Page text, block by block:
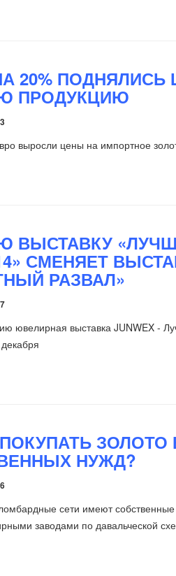
20% ПОДНЯЛИСЬ
ПРОДУКЦИЮ
выросли цены на импортное
ВЫСТАВКУ
СМЕНЯЕТ
РАЗВАЛ»
ювелирная выставка JUNWEX -
ЗОЛОТО
НУЖД?
сети имеют
заводами по давальческой